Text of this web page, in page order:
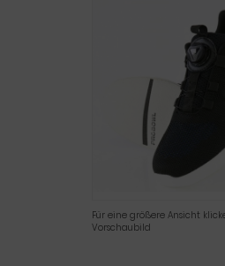
Für eine größere Ansicht
Vorschaubild